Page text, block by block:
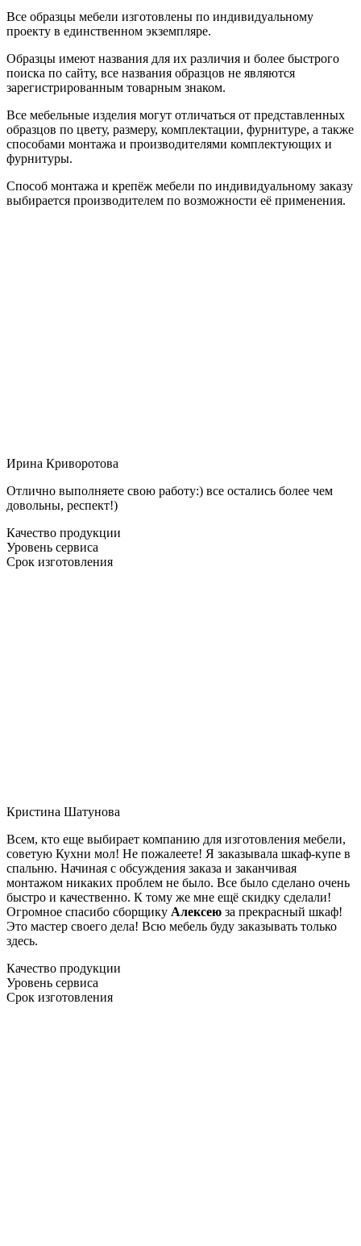
Все образцы мебели изготовлены по индивидуальному
проекту в единственном экземпляре.
Образцы имеют названия для их различия и более быстрого
поиска по сайту, все названия образцов не являются
зарегистрированным товарным знаком.
Все мебельные изделия могут отличаться от представленных
образцов по цвету, размеру, комплектации, фурнитуре, а также
способами монтажа и производителями комплектующих и
фурнитуры.
Способ монтажа и крепёж мебели по индивидуальному заказу
выбирается производителем по возможности её применения.
Ирина Криворотова
Отлично выполняете свою работу:) все остались более чем
довольны, респект!)
Качество продукции
Уровень сервиса
Срок изготовления
Кристина Шатунова
Всем, кто еще выбирает компанию для изготовления мебели,
советую Кухни мол! Не пожалеете! Я заказывала шкаф-купе в
спальню. Начиная с обсуждения заказа и заканчивая
монтажом никаких проблем не было. Все было сделано очень
быстро и качественно. К тому же мне ещё скидку сделали!
Огромное спасибо сборщику Алексею за прекрасный шкаф!
Это мастер своего дела! Всю мебель буду заказывать только
здесь.
Качество продукции
Уровень сервиса
Срок изготовления